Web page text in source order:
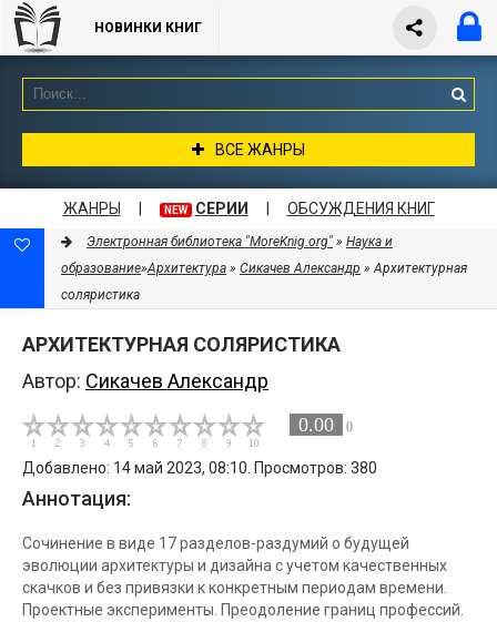
НОВИНКИ КНИГ
ВСЕ ЖАНРЫ
ЖАНРЫ NEW СЕРИИ ОБСУЖДЕНИЯ КНИГ
Электронная библиотека "MoreKnig.org" » Наука и
образование»Архитектура » Сикачев Александр » Архитектурная
соляристика
АРХИТЕКТУРНАЯ СОЛЯРИСТИКА
Автор: Сикачев Александр
0.00 0
Добавлено: 14 май 2023, 08:10. Просмотров: 380
Аннотация:
Сочинение в виде 17 разделов-раздумий о будущей
эволюции архитектуры и дизайна с учетом качественных
скачков и без привязки к конкретным периодам времени.
Проектные эксперименты. Преодоление границ профессий.